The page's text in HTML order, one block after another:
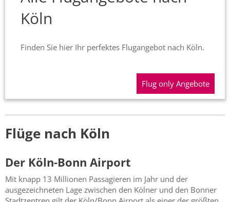
Köln
Finden Sie hier Ihr perfektes Flugangebot nach Köln.
Flug only Angebote
Flüge nach Köln
Der Köln-Bonn Airport
Mit knapp 13 Millionen Passagieren im Jahr und der
ausgezeichneten Lage zwischen den Kölner und den Bonner